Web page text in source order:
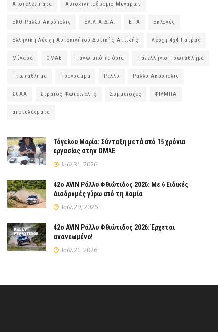
Αποτελέsmατα Αυτοκινητοδρόμιο Μεγάρων
ΕΚΟ Ράλλυ Ακρόπολις ΕΛ.Λ.Α.Δ.Α. ΕΠΑ Εκλογές
Ελληνική Λέσχη Αυτοκινήτου Δυτικής Αττικής Λέσχη 4χ4 Πάτρας
Μέγαρα ΟΜΑΕ Πάνω από τα όρια Πανελλήνιο Πρωτάθλημα
Πρωτάθλημα Πρόγραμμα Ράλλυ Ράλλυ Ακρόπολις
ΣΟΑΑ Στράτος Φωτεινέλης Συμμετοχές ΦΙΛΜΠΑ
αποτελέσματα
Τόγελου Μαρία: Σύνταξη μετά από 15 χρόνια
εργασίας στην ΟΜΑΕ
Ιούλ 31, 2026
42ο AVIN Ράλλυ Φθιώτιδος 2026: Με 6 Ειδικές
Διαδρομές γύρω από τη Λαμία
Ιούλ 29, 2026
42ο AVIN Ράλλυ Φθιώτιδος 2026: Έρχεται
ανανεωμένο!
Ιούλ 21, 2026